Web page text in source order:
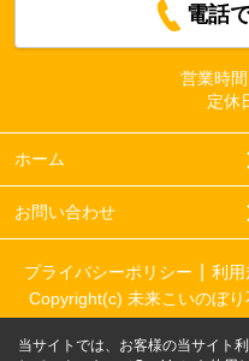
電話
営業時間
定休
ホーム
お問い合わせ
プライバシーポリシー 利用
Copyright(c) 未来こいのぼ
当サイトでは、お客様の当サイト